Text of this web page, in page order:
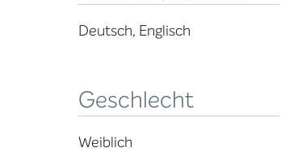
Deutsch, Englisch
Geschlecht
Weiblich